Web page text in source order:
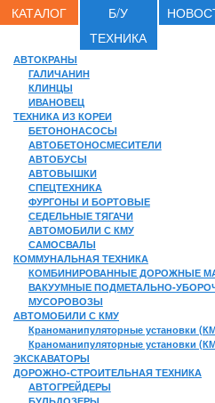
КАТАЛОГ
Б/У
ТЕХНИКА
АВТОКРАНЫ
ГАЛИЧАНИН
КЛИНЦЫ
ИВАНОВЕЦ
ТЕХНИКА ИЗ КОРЕИ
БЕТОНОНАСОСЫ
АВТОБЕТОНОСМЕСИТЕЛИ
АВТОБУСЫ
АВТОВЫШКИ
СПЕЦТЕХНИКА
ФУРГОНЫ И БОРТОВЫЕ
СЕДЕЛЬНЫЕ ТЯГАЧИ
АВТОМОБИЛИ С КМУ
САМОСВАЛЫ
КОММУНАЛЬНАЯ ТЕХНИКА
КОМБИНИРОВАННЫЕ ДОРОЖНЫЕ
ВАКУУМНЫЕ ПОДМЕТАЛЬНО-
МУСОРОВОЗЫ
АВТОМОБИЛИ С КМУ
Краноманипуляторные установки
Краноманипуляторные установки
ЭКСКАВАТОРЫ
ДОРОЖНО-СТРОИТЕЛЬНАЯ ТЕХНИКА
АВТОГРЕЙДЕРЫ